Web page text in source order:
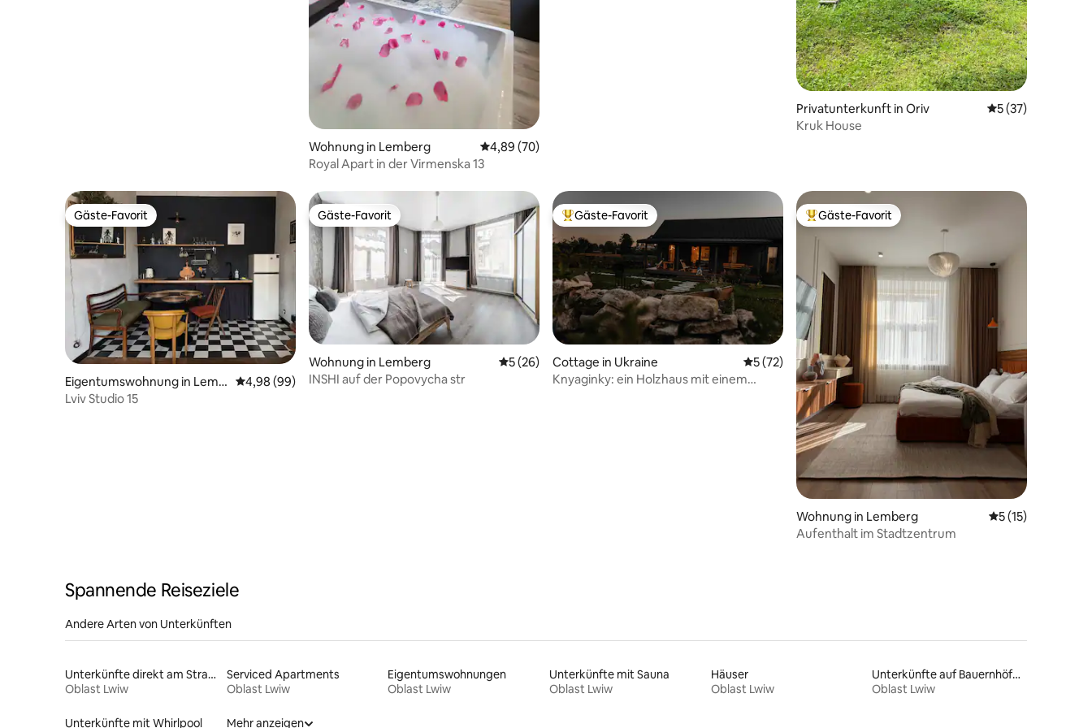
Wohnung in Lemberg Durchschnittliche Bewertung: 4,89 von 5, 70 Bewertungen
4,89 (70)
Royal Apart in der Virmenska 13
Privatunterkunft in Oriv Durchschnittliche
5 (37)
Kruk House
Gäste-Favorit
Gäste-Favorit
Eigentumswohnung in Lemb
erg
Durchschnittliche Bewertung: 4,98 von 5, 99 Bewertungen
4,98 (99)
Lviv Studio 15
Gäste-Favorit
Gäste-Favorit
Wohnung in Lemberg Durchschnittliche Bewertung: 5 von 5, 26 Bewertungen
5 (26)
INSHI auf der Popovycha str
Beliebter Gäste-Favorit.
Gäste-Favorit
Cottage in Ukraine Durchschnittliche Bewertung: 5 von 5, 72 Bewertungen
5 (72)
Knyaginky: ein Holzhaus mit einem
Beliebter Gäste-Favorit.
Gäste-Favorit
Wohnung in Lemberg Durchschnittliche
5 (15)
Aufenthalt im Stadtzentrum
Spannende Reiseziele
Andere Arten von Unterkünften
Unterkünfte direkt am Strand
Oblast Lwiw
Serviced Apartments
Oblast Lwiw
Eigentumswohnungen
Oblast Lwiw
Unterkünfte mit Sauna
Oblast Lwiw
Häuser
Oblast Lwiw
Unterkünfte auf Bauernhöfen
Oblast Lwiw
Unterkünfte mit Whirlpool Mehr anzeigen